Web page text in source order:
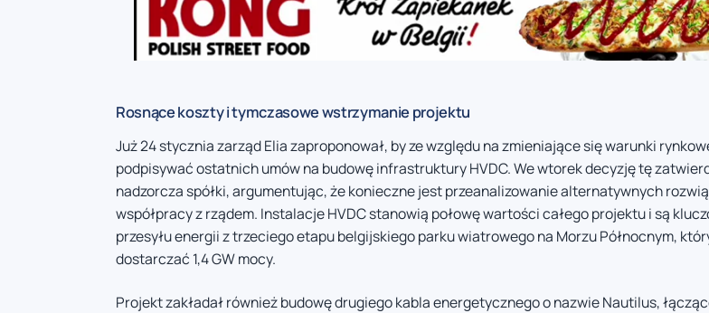
Rosnące koszty i tymczasowe wstrzymanie projektu
Już 24 stycznia zarząd Elia zaproponował, by ze względu na zmieniające się warunki
podpisywać ostatnich umów na budowę infrastruktury HVDC. We wtorek decyzję tę
nadzorcza spółki, argumentując, że konieczne jest przeanalizowanie alternatywnych
współpracy z rządem. Instalacje HVDC stanowią połowę wartości całego projektu i są
przesyłu energii z trzeciego etapu belgijskiego parku wiatrowego na Morzu Północnym,
dostarczać 1,4 GW mocy.
Projekt zakładał również budowę drugiego kabla energetycznego o nazwie Nautilus,